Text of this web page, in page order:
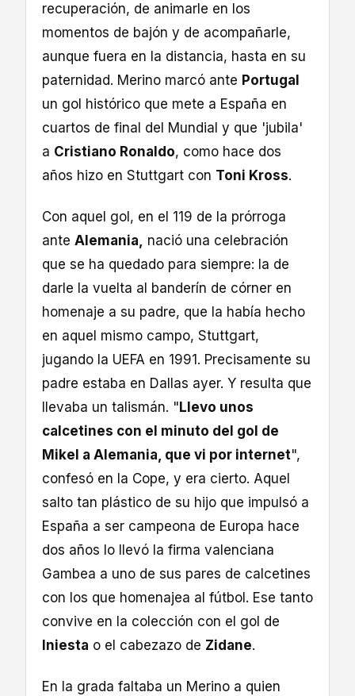
recuperación, de animarle en los
momentos de bajón y de acompañarle,
aunque fuera en la distancia, hasta en su
paternidad. Merino marcó ante Portugal
un gol histórico que mete a España en
cuartos de final del Mundial y que 'jubila'
a Cristiano Ronaldo, como hace dos
años hizo en Stuttgart con Toni Kross.
Con aquel gol, en el 119 de la prórroga
ante Alemania, nació una celebración
que se ha quedado para siempre: la de
darle la vuelta al banderín de córner en
homenaje a su padre, que la había hecho
en aquel mismo campo, Stuttgart,
jugando la UEFA en 1991. Precisamente su
padre estaba en Dallas ayer. Y resulta que
llevaba un talismán. " Llevo unos
calcetines con el minuto del gol de
Mikel a Alemania, que vi por internet",
confesó en la Cope, y era cierto. Aquel
salto tan plástico de su hijo que impulsó a
España a ser campeona de Europa hace
dos años lo llevó la firma valenciana
Gambea a uno de sus pares de calcetines
con los que homenajea al fútbol. Ese tanto
convive en la colección con el gol de
Iniesta o el cabezazo de Zidane.
En la grada faltaba un Merino a quien